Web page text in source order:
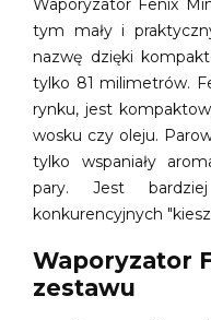
Waporyzator Fenix
tym mały i
nazwę dzięki
tylko 81 milimetrów.
rynku, jest
wosku czy oleju.
tylko wspaniały
pary. Jest
konkurencyjnych
Waporyzator
zestawu